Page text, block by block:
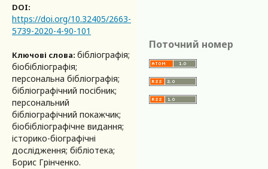
DOI:
https://doi.org/10.32405/2663-
5739-2020-4-90-101
Ключові слова: бібліографія;
біобібліографія;
персональна бібліографія;
бібліографічний посібник;
персональний
бібліографічний покажчик;
біобібліографічне видання;
історико-біографічні
дослідження; бібліотека;
Борис Грінченко.
Поточний номер